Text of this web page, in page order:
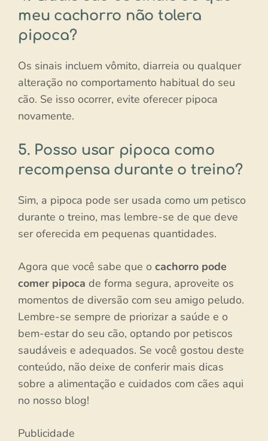
meu cachorro não tolera
pipoca?
Os sinais incluem vômito, diarreia ou qualquer
alteração no comportamento habitual do seu
cão. Se isso ocorrer, evite oferecer pipoca
novamente.
5. Posso usar pipoca como
recompensa durante o treino?
Sim, a pipoca pode ser usada como um petisco
durante o treino, mas lembre-se de que deve
ser oferecida em pequenas quantidades.
Agora que você sabe que o cachorro pode
comer pipoca de forma segura, aproveite os
momentos de diversão com seu amigo peludo.
Lembre-se sempre de priorizar a saúde e o
bem-estar do seu cão, optando por petiscos
saudáveis e adequados. Se você gostou deste
conteúdo, não deixe de conferir mais dicas
sobre a alimentação e cuidados com cães aqui
no nosso blog!
Publicidade